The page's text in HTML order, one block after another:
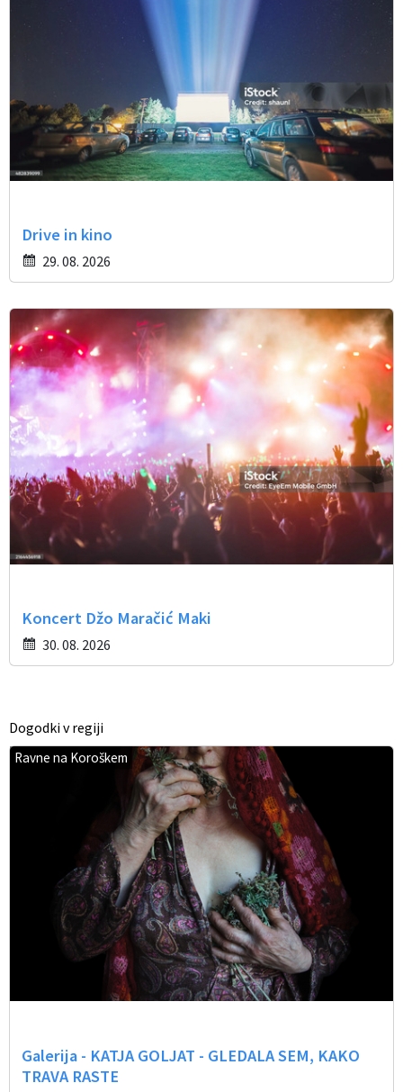
Drive in kino
29. 08. 2026
Koncert Džo Maračić Maki
30. 08. 2026
Dogodki v regiji
Ravne na Koroškem
Galerija - KATJA GOLJAT - GLEDALA SEM, KAKO
TRAVA RASTE